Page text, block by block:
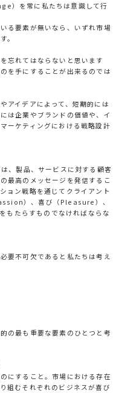
）を常に私たちは意識して行
る要素が無いなら、いずれ市場
。
忘れてはならないと思います
を手にすることが出来るのでは
アイデアによって、短期的には
は企業やブランドの価値や、イ
ーケティングにおける戦略設計
、製品、サービスに対する顧客
最高のメッセージを発信するこ
ョン戦略を通じてクライアント
）、喜び（Pleasure）、
たらすものでなければならな
要不可欠であると私たちは考え
の最も重要な要素のひとつと考
にすること。市場における存在
組むそれぞれのビジネスが喜び